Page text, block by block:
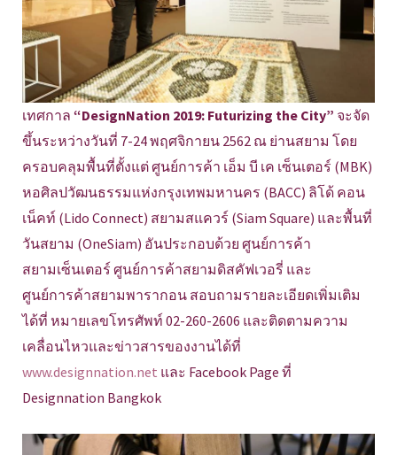
เทศกาล “DesignNation 2019: Futurizing the City” จะจัด
ขึ้นระหว่างวันที่ 7-24 พฤศจิกายน 2562 ณ ย่านสยาม โดย
ครอบคลุมพื้นที่ตั้งแต่ ศูนย์การค้า เอ็ม บี เค เซ็นเตอร์ (MBK)
หอศิลปวัฒนธรรมแห่งกรุงเทพมหานคร (BACC) ลิโด้ คอน
เน็คท์ (Lido Connect) สยามสแควร์ (Siam Square) และพื้นที่
วันสยาม (OneSiam) อันประกอบด้วย ศูนย์การค้า
สยามเซ็นเตอร์ ศูนย์การค้าสยามดิสคัฟเวอรี่ และ
ศูนย์การค้าสยามพารากอน สอบถามรายละเอียดเพิ่มเติม
ได้ที่ หมายเลขโทรศัพท์ 02-260-2606 และติดตามความ
เคลื่อนไหวและข่าวสารของงานได้ที่
www.designnation.net และ Facebook Page ที่
Designnation Bangkok